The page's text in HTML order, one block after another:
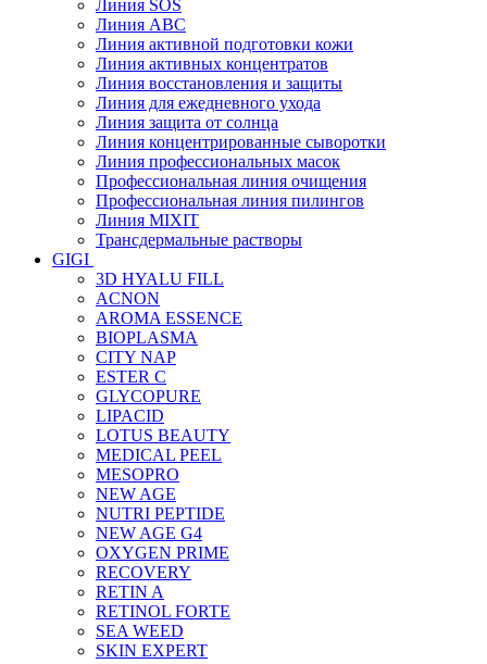
Линия SOS
Линия АВС
Линия активной подготовки кожи
Линия активных концентратов
Линия восстановления и защиты
Линия для ежедневного ухода
Линия защита от солнца
Линия концентрированные сыворотки
Линия профессиональных масок
Профессиональная линия очищения
Профессиональная линия пилингов
Линия MIXIT
Трансдермальные растворы
GIGI
3D HYALU FILL
ACNON
AROMA ESSENCE
BIOPLASMA
CITY NAP
ESTER C
GLYCOPURE
LIPACID
LOTUS BEAUTY
MEDICAL PEEL
MESOPRO
NEW AGE
NUTRI PEPTIDE
NEW AGE G4
OXYGEN PRIME
RECOVERY
RETIN A
RETINOL FORTE
SEA WEED
SKIN EXPERT